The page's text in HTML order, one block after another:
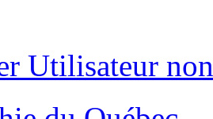
Utilisateur